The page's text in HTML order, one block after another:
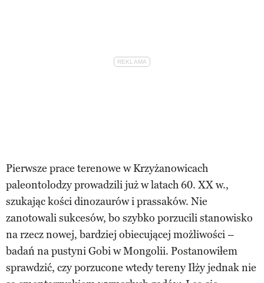
Pierwsze prace terenowe w Krzyżanowicach
paleontolodzy prowadzili już w latach 60. XX w.,
szukając kości dinozaurów i prassaków. Nie
zanotowali sukcesów, bo szybko porzucili stanowisko
na rzecz nowej, bardziej obiecującej możliwości –
badań na pustyni Gobi w Mongolii. Postanowiłem
sprawdzić, czy porzucone wtedy tereny Iłży jednak nie